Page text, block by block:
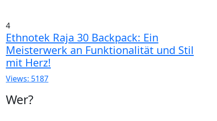
4
Ethnotek Raja 30 Backpack: Ein
Meisterwerk an Funktionalität und Stil
mit Herz!
Views: 5187
Wer?